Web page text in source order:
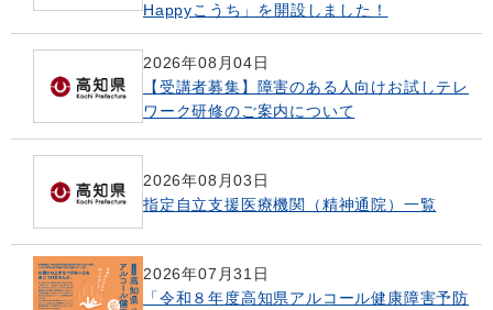
Happyこうち」を開設しました！
2026年08月04日
【受講者募集】障害のある人向けお試しテレ
ワーク研修のご案内について
2026年08月03日
指定自立支援医療機関（精神通院）一覧
2026年07月31日
「令和８年度高知県アルコール健康障害予防